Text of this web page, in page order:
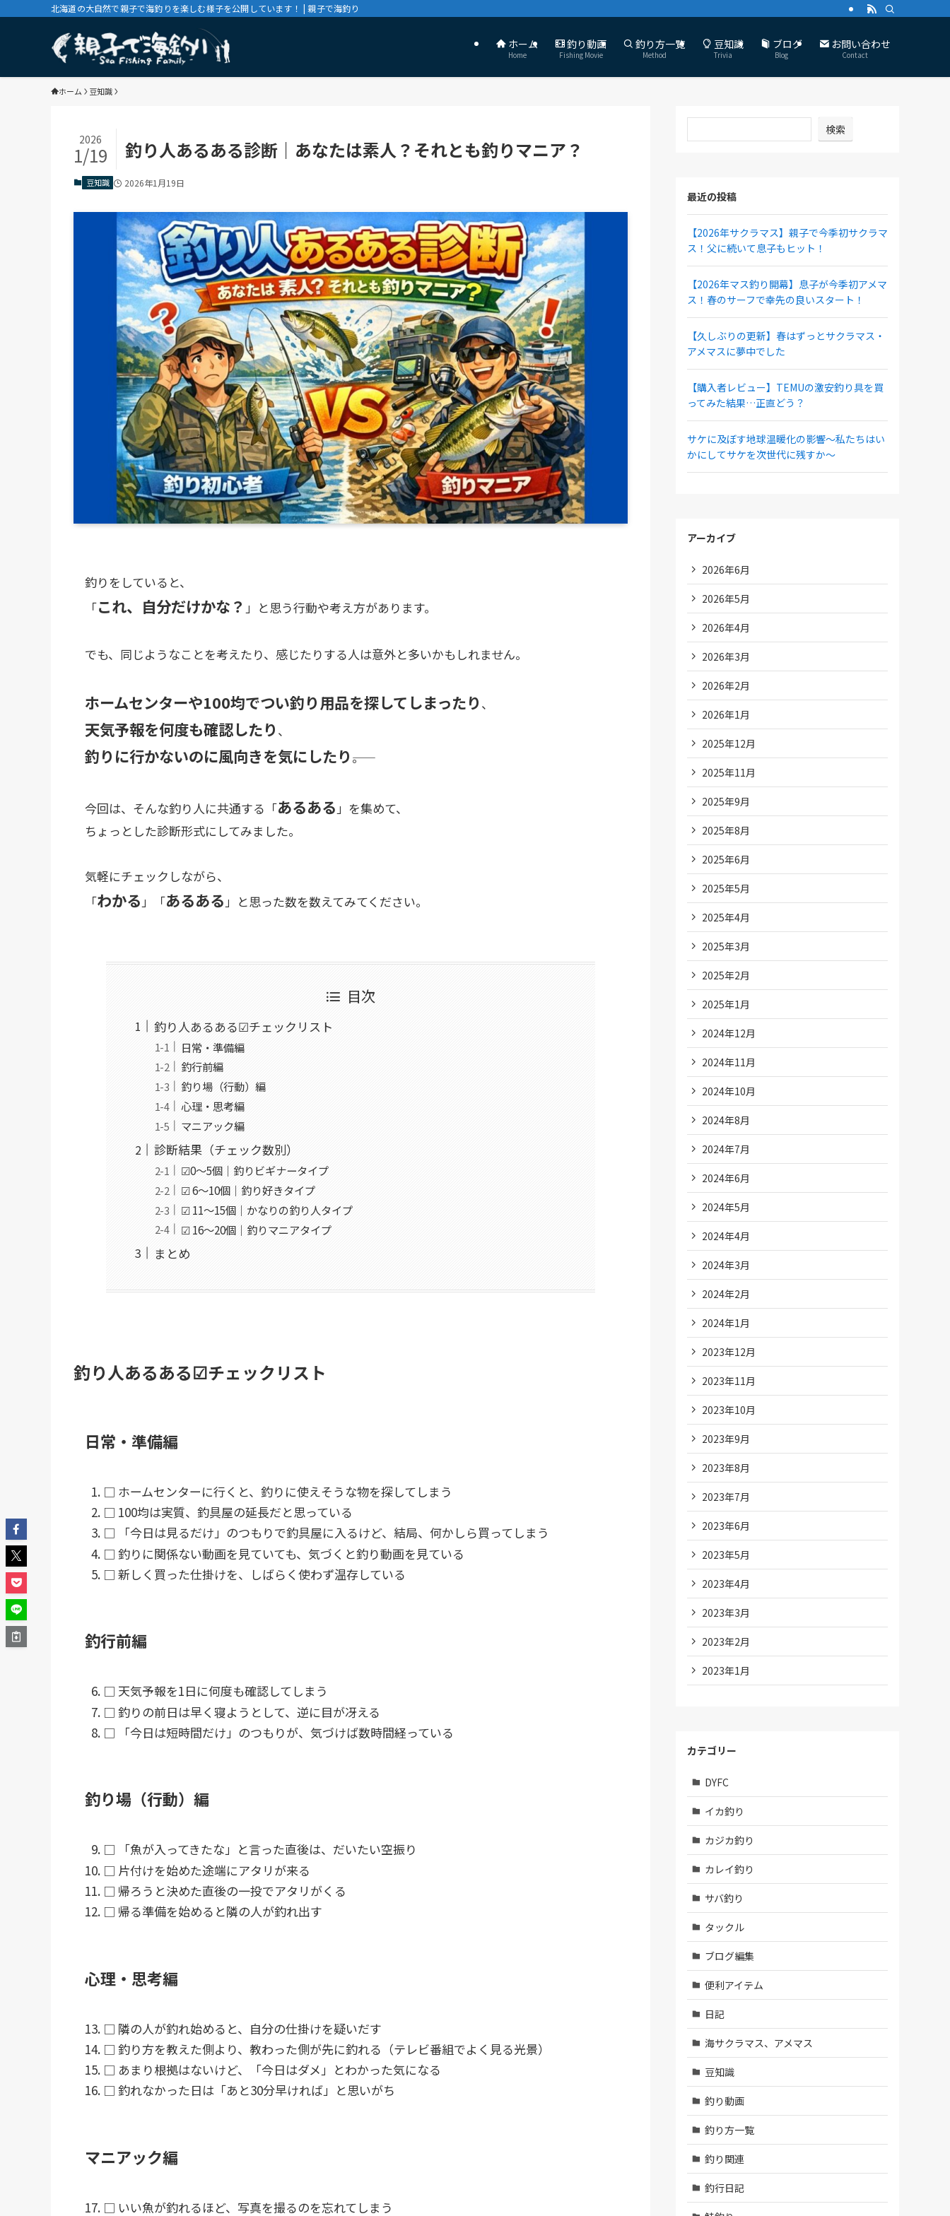
北海道の大自然で親子で海釣りを楽しむ様子を公開しています！ | 親子で海釣り
ホーム
Home
釣り動画
Fishing Movie
釣り方一覧
Method
豆知識
Trivia
ブログ
Blog
お問い合わせ
Contact
ホーム 豆知識
釣り人あるある診断｜あなたは素人？それとも釣りマニア？
2026
1/19
豆知識 2026年1月19日
釣りをしていると、
「これ、自分だけかな？ 」と思う行動や考え方があります。
でも、同じようなことを考えたり、感じたりする人は意外と多いかもしれません。
ホームセンターや100均でつい釣り用品を探してしまったり 、
天気予報を何度も確認したり 、
釣りに行かないのに風向きを気にしたり ――。
今回は、そんな釣り人に共通する「あるある 」を集めて、
ちょっとした診断形式にしてみました。
気軽にチェックしながら、
「わかる 」「あるある 」と思った数を数えてみてください。
目次
釣り人あるある☑チェックリスト
日常・準備編
釣行前編
釣り場（行動）編
心理・思考編
マニアック編
診断結果（チェック数別）
☑0〜5個｜釣りビギナータイプ
☑ 6〜10個｜釣り好きタイプ
☑ 11〜15個｜かなりの釣り人タイプ
☑ 16〜20個｜釣りマニアタイプ
まとめ
釣り人あるある☑チェックリスト
日常・準備編
□ ホームセンターに行くと、釣りに使えそうな物を探してしまう
□ 100均は実質、釣具屋の延長だと思っている
□ 「今日は見るだけ」のつもりで釣具屋に入るけど、結局、何かしら買ってしまう
□ 釣りに関係ない動画を見ていても、気づくと釣り動画を見ている
□ 新しく買った仕掛けを、しばらく使わず温存している
釣行前編
□ 天気予報を1日に何度も確認してしまう
□ 釣りの前日は早く寝ようとして、逆に目が冴える
□ 「今日は短時間だけ」のつもりが、気づけば数時間経っている
釣り場（行動）編
□ 「魚が入ってきたな」と言った直後は、だいたい空振り
□ 片付けを始めた途端にアタリが来る
□ 帰ろうと決めた直後の一投でアタリがくる
□ 帰る準備を始めると隣の人が釣れ出す
心理・思考編
□ 隣の人が釣れ始めると、自分の仕掛けを疑いだす
□ 釣り方を教えた側より、教わった側が先に釣れる（テレビ番組でよく見る光景）
□ あまり根拠はないけど、「今日はダメ」とわかった気になる
□ 釣れなかった日は「あと30分早ければ」と思いがち
マニアック編
□ いい魚が釣れるほど、写真を撮るのを忘れてしまう
検索
最近の投稿
【2026年サクラマス】親子で今季初サクラマ
ス！父に続いて息子もヒット！
【2026年マス釣り開幕】息子が今季初アメマ
ス！春のサーフで幸先の良いスタート！
【久しぶりの更新】春はずっとサクラマス・
アメマスに夢中でした
【購入者レビュー】TEMUの激安釣り具を買
ってみた結果…正直どう？
サケに及ぼす地球温暖化の影響～私たちはい
かにしてサケを次世代に残すか～
アーカイブ
2026年6月
2026年5月
2026年4月
2026年3月
2026年2月
2026年1月
2025年12月
2025年11月
2025年9月
2025年8月
2025年6月
2025年5月
2025年4月
2025年3月
2025年2月
2025年1月
2024年12月
2024年11月
2024年10月
2024年8月
2024年7月
2024年6月
2024年5月
2024年4月
2024年3月
2024年2月
2024年1月
2023年12月
2023年11月
2023年10月
2023年9月
2023年8月
2023年7月
2023年6月
2023年5月
2023年4月
2023年3月
2023年2月
2023年1月
カテゴリー
DYFC
イカ釣り
カジカ釣り
カレイ釣り
サバ釣り
タックル
ブログ編集
便利アイテム
日記
海サクラマス、アメマス
豆知識
釣り動画
釣り方一覧
釣り関連
釣行日記